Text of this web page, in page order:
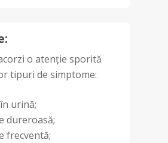
o atenție sporită
tipuri de simptome:
urină;
dureroasă;
frecventă;